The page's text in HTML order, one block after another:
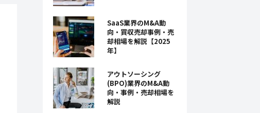
SaaS業界のM&A動
向・買収売却事例・売
却相場を解説【2025
年】
アウトソーシング
(BPO)業界のM&A動
向・事例・売却相場を
解説